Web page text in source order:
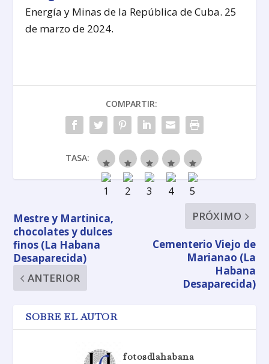
Energía y Minas de la República de Cuba. 25
de marzo de 2024.
COMPARTIR:
TASA:
Mestre y Martinica,
chocolates y dulces
finos (La Habana
Desaparecida)
ANTERIOR
PRÓXIMO
Cementerio Viejo de
Marianao (La
Habana
Desaparecida)
SOBRE EL AUTOR
fotosdlahabana